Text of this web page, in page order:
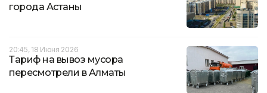
города Астаны
20:45, 18 Июня 2026
Тариф на вывоз мусора
пересмотрели в Алматы